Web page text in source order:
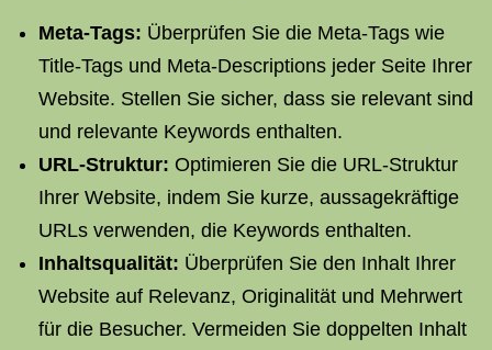
Meta-Tags: Überprüfen Sie die Meta-Tags wie
Title-Tags und Meta-Descriptions jeder Seite Ihrer
Website. Stellen Sie sicher, dass sie relevant sind
und relevante Keywords enthalten.
URL-Struktur: Optimieren Sie die URL-Struktur
Ihrer Website, indem Sie kurze, aussagekräftige
URLs verwenden, die Keywords enthalten.
Inhaltsqualität: Überprüfen Sie den Inhalt Ihrer
Website auf Relevanz, Originalität und Mehrwert
für die Besucher. Vermeiden Sie doppelten Inhalt